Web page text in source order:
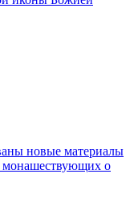
новые материалы
монашествующих о